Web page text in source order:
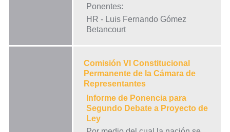
Ponentes:
HR - Luis Fernando Gómez
Betancourt
Comisión VI Constitucional
Permanente de la Cámara de
Representantes
Informe de Ponencia para
Segundo Debate a Proyecto de
Ley